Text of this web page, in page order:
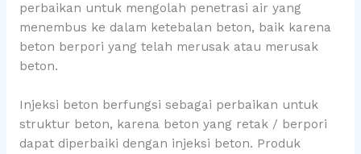
perbaikan untuk mengolah penetrasi air yang
menembus ke dalam ketebalan beton, baik karena
beton berpori yang telah merusak atau merusak
beton.
Injeksi beton berfungsi sebagai perbaikan untuk
struktur beton, karena beton yang retak / berpori
dapat diperbaiki dengan injeksi beton. Produk